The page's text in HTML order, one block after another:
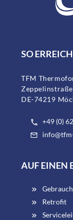
SO
TFM
DE-74219
+49 (0)
AUF EINEN
Retrofit